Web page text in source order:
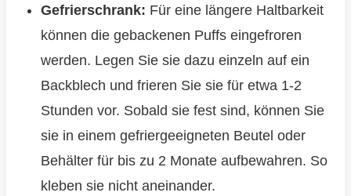
Gefrierschrank: Für eine längere Haltbarkeit
können die gebackenen Puffs eingefroren
werden. Legen Sie sie dazu einzeln auf ein
Backblech und frieren Sie sie für etwa 1-2
Stunden vor. Sobald sie fest sind, können Sie
sie in einem gefriergeeigneten Beutel oder
Behälter für bis zu 2 Monate aufbewahren. So
kleben sie nicht aneinander.